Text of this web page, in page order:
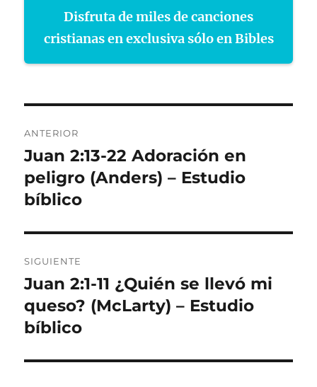
Disfruta de miles de canciones
cristianas en exclusiva sólo en Bibles
de
entradas
ANTERIOR
Entrada
anterior:
Juan 2:13-22 Adoración en
peligro (Anders) – Estudio
bíblico
SIGUIENTE
Entrada
siguiente:
Juan 2:1-11 ¿Quién se llevó mi
queso? (McLarty) – Estudio
bíblico